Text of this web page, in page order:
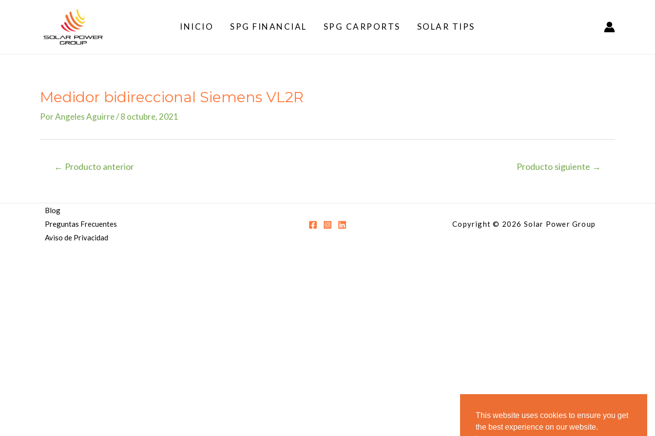
INICIO SPG FINANCIAL SPG CARPORTS SOLAR TIPS
Medidor bidireccional Siemens VL2R
PorAngeles Aguirre/8 octubre, 2021
Navegación
← Producto anterior Producto siguiente →
Blog
Preguntas Frecuentes
Aviso de Privacidad
Copyright © 2026 Solar Power Group
This website uses cookies to ensure you get
the best experience on our website.